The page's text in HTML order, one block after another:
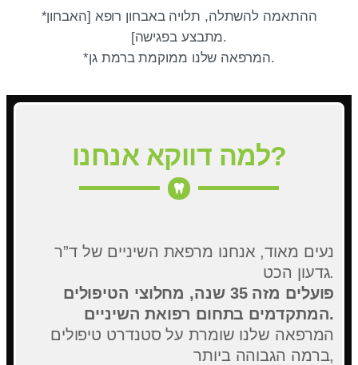
*ההתאמה להשתלה, תלויה באבחון רופא [האבחון
מתבצע בפגישה].
*המרפאה שלנו ממוקמת ברמת גן.
למה דווקא אנחנו?
נעים מאוד, אנחנו מרפאת השיניים של ד”ר
גדעון הכט.
פועלים מזה 35 שנה, מחלוצי הטיפולים
המתקדמים בתחום רפואת השיניים.
המרפאה שלנו שומרת על סטנדרט טיפולים
ברמה הגבוהה ביותר,